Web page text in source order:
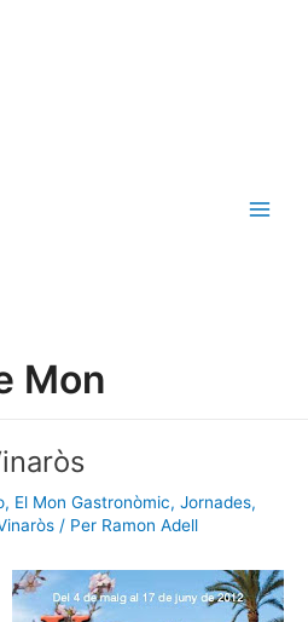
Mon
, El Mon Gastronòmic, Jornades,
/ Per Ramon Adell